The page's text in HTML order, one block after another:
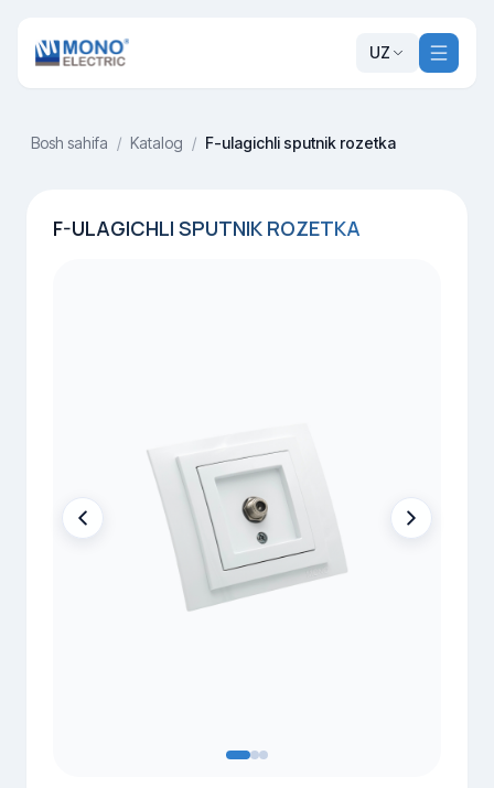
UZ
Bosh sahifa / Katalog / F-ulagichli sputnik rozetka
F-ULAGICHLI SPUTNIK ROZETKA